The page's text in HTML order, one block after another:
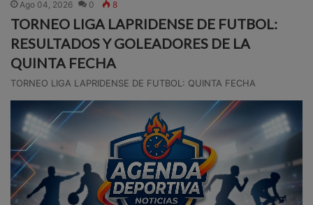
Ago 04, 2026 0 8
TORNEO LIGA LAPRIDENSE DE FUTBOL:
RESULTADOS Y GOLEADORES DE LA
QUINTA FECHA
TORNEO LIGA LAPRIDENSE DE FUTBOL: QUINTA FECHA